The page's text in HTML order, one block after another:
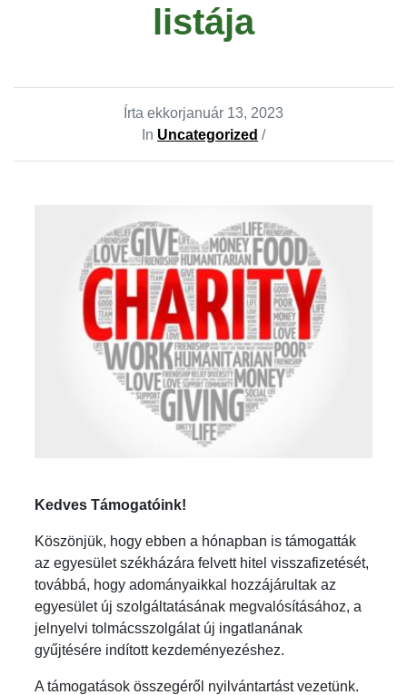
listája
Írta ekkorjanuár 13, 2023
In Uncategorized /
Kedves Támogatóink!
Köszönjük, hogy ebben a hónapban is támogatták
az egyesület székházára felvett hitel visszafizetését,
továbbá, hogy adományaikkal hozzájárultak az
egyesület új szolgáltatásának megvalósításához, a
jelnyelvi tolmácsszolgálat új ingatlanának
gyűjtésére indított kezdeményezéshez.
A támogatások összegéről nyilvántartást vezetünk.